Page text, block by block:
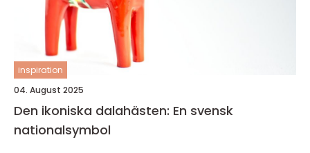
inspiration
04. August 2025
Den ikoniska dalahästen: En svensk
nationalsymbol